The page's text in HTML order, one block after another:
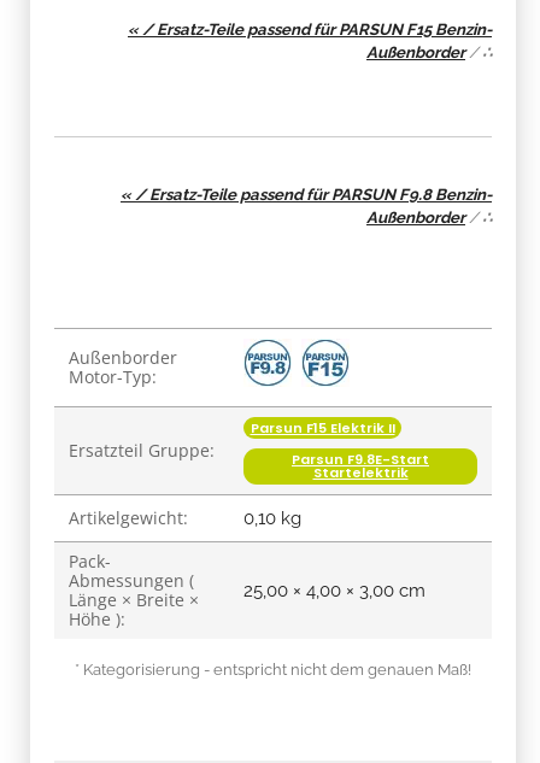
« / Ersatz-Teile passend für PARSUN F15 Benzin-
Außenborder/∴
« / Ersatz-Teile passend für PARSUN F9.8 Benzin-
Außenborder/∴
Produkteigenschaft
Wert
Außenborder
Motor-Typ:
Ersatzteil Gruppe:
Parsun F15 Elektrik II
Parsun F9.8E-Start
Startelektrik
Artikelgewicht: 0,10 kg
Pack-
Abmessungen (
Länge × Breite ×
Höhe ):
25,00 × 4,00 × 3,00 cm
* Kategorisierung - entspricht nicht dem genauen Maß!